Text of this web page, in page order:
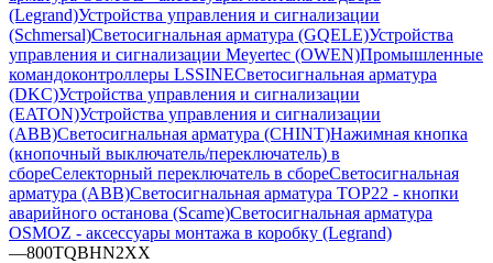
(Legrand)Устройства управления и сигнализации
(Schmersal)Светосигнальная арматура (GQELE)Устройства
управления и сигнализации Meyertec (OWEN)Промышленные
командоконтроллеры LSSINEСветосигнальная арматура
(DKC)Устройства управления и сигнализации
(EATON)Устройства управления и сигнализации
(ABB)Светосигнальная арматура (CHINT)Нажимная кнопка
(кнопочный выключатель/переключатель) в
сбореСелекторный переключатель в сбореСветосигнальная
арматура (ABB)Светосигнальная арматура TOP22 - кнопки
аварийного останова (Scame)Светосигнальная арматура
OSMOZ - аксессуары монтажа в коробку (Legrand)
—800TQBHN2XX